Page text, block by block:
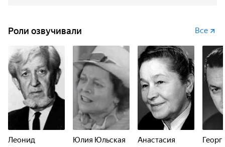
Роли озвучивали Все
Леонид
Юлия Юльская
Анастасия